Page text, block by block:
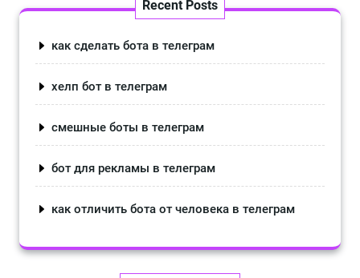
Recent Posts
как сделать бота в телеграм
хелп бот в телеграм
смешные боты в телеграм
бот для рекламы в телеграм
как отличить бота от человека в телеграм